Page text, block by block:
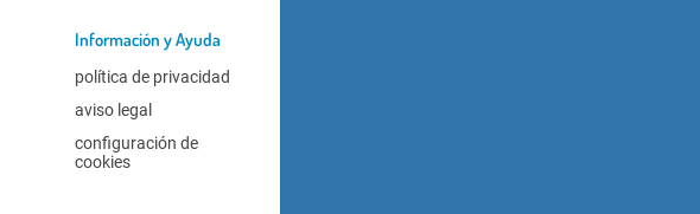
Información y Ayuda
política de privacidad
aviso legal
configuración de
cookies